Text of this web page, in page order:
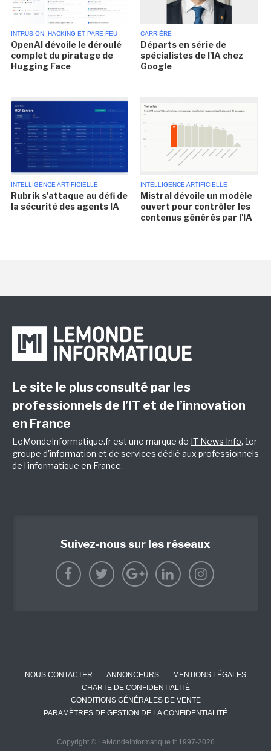
INTRUSION, HACKING ET PARE-FEU
OpenAI dévoile le déroulé
complet du piratage de
Hugging Face
CARRIÈRE
Départs en série de
spécialistes de l'IA chez
Google
INTELLIGENCE ARTIFICIELLE
Rubrik s'attaque au défi de
la sécurité des agents IA
INTELLIGENCE ARTIFICIELLE
Mistral dévoile un modèle
ouvert pour contrôler les
contenus générés par l'IA
Le site le plus consulté par les
professionnels de l’IT et de l’innovation
en France
LeMondeInformatique.fr est une marque de IT News Info, 1er
groupe d'information et de services dédié aux professionnels
de l'informatique en France.
Suivez-nous sur les réseaux
NOUS CONTACTER ANNONCEURS
MENTIONS LÉGALES
CHARTE DE CONFIDENTIALITÉ
CONDITIONS GÉNÉRALES DE VENTE
PARAMÈTRES DE GESTION DE LA CONFIDENTIALITÉ
Copyright © LeMondeInformatique.fr 1997-2026